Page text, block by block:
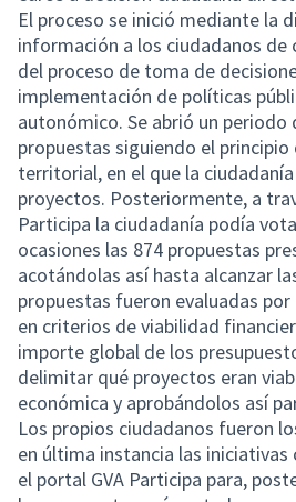
El proceso se inició mediante la
información a los ciudadanos
del proceso de toma de
implementación de políticas
autonómico. Se abrió un periodo
propuestas siguiendo el
territorial, en el que la
proyectos. Posteriormente, a
Participa la ciudadanía podía
ocasiones las 874 propuestas
acotándolas así hasta alcanzar
propuestas fueron evaluadas
en criterios de viabilidad
importe global de los
delimitar qué proyectos eran
económica y aprobándolos así
Los propios ciudadanos fueron
en última instancia las
el portal GVA Participa para,